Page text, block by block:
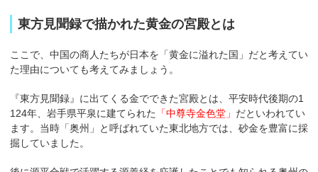
東方見聞録で描かれた黄金の宮殿とは
ここで、中国の商人たちが日本を「黄金に溢れた国」だと考えてい
た理由についても考えてみましょう。
『東方見聞録』に出てくる金でできた宮殿とは、平安時代後期の1
124年、岩手県平泉に建てられた
「中尊寺金色堂」 だといわれてい
ます。当時「奥州」と呼ばれていた東北地方では、砂金を豊富に採
掘していました。